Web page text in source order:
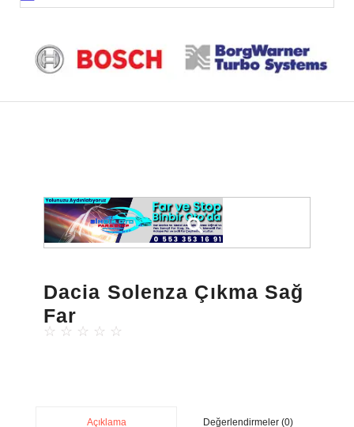
Dacia Solenza Çıkma Sağ
Far
☆ ☆ ☆ ☆ ☆
Açıklama Değerlendirmeler (0)